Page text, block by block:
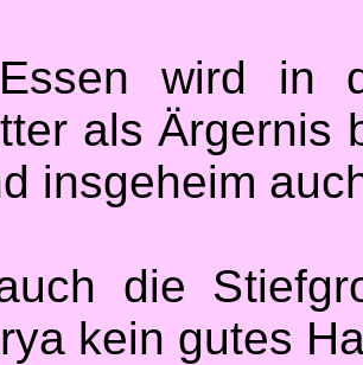
wird in
als Ärgernis
insgeheim
die
kein gutes